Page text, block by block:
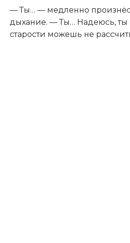
— Ты… — медленно
дыхание. — Ты… Надеюсь, ты
старости можешь не